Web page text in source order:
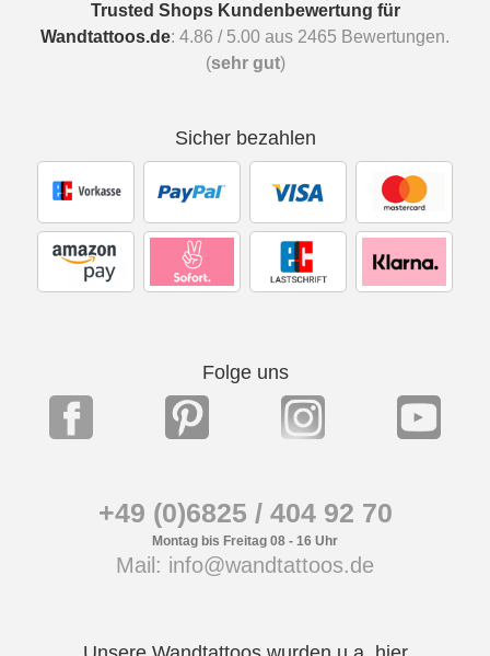
Trusted Shops Kundenbewertung für
Wandtattoos.de: 4.86 / 5.00 aus 2465 Bewertungen.
(sehr gut)
Sicher bezahlen
Folge uns
+49 (0)6825 / 404 92 70
Montag bis Freitag 08 - 16 Uhr
Mail: info@wandtattoos.de